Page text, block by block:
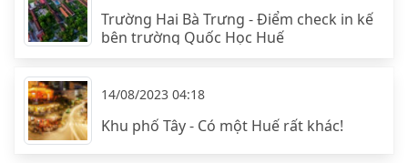
Trường Hai Bà Trưng - Điểm check in kế
bên trường Quốc Học Huế
14/08/2023 04:18
Khu phố Tây - Có một Huế rất khác!